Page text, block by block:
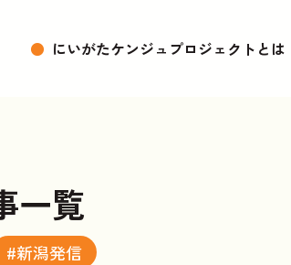
● にいがたケンジュプロジェクトとは
一覧
#新潟発信